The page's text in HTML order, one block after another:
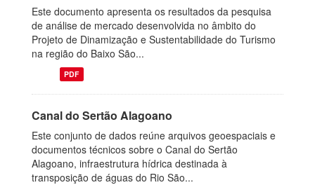
Este documento apresenta os resultados da pesquisa
de análise de mercado desenvolvida no âmbito do
Projeto de Dinamização e Sustentabilidade do Turismo
na região do Baixo São...
PDF
Canal do Sertão Alagoano
Este conjunto de dados reúne arquivos geoespaciais e
documentos técnicos sobre o Canal do Sertão
Alagoano, infraestrutura hídrica destinada à
transposição de águas do Rio São...